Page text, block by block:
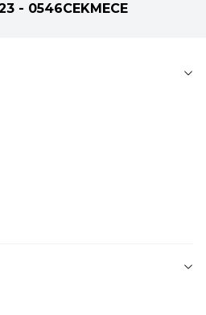
- 0546CEKMECE